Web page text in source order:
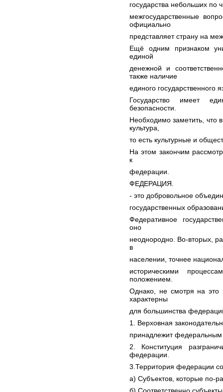
государства небольших по
межгосударственные
официально
представляет страну на
Ещё одним признаком
единой
денежной и
также наличие
единого государственного
Государство имеет
безопасности.
Необходимо заметить, что
культура,
то есть культурные и
На этом закончим
к
федерации.
ФЕДЕРАЦИЯ.
- это добровольное
государственных
Федеративное
оно
неоднородно. Во-вторых,
в
населении, точнее
историческими
положением.
Однако, не смотря на это
характерны
для большинства
1. Верховная
принадлежит федеральным
2. Конституция
федерации.
3.Территория федерации
а) Субъектов, которые по-